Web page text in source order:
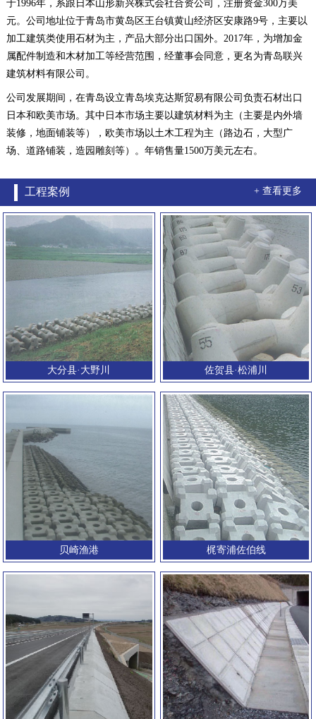
于1996年，系跟日本山形新兴株式会社合资公司，注册资金300万美
元。公司地址位于青岛市黄岛区王台镇黄山经济区安康路9号，主要以
加工建筑类使用石材为主，产品大部分出口国外。2017年，为增加金
属配件制造和木材加工等经营范围，经董事会同意，更名为青岛联兴
建筑材料有限公司。
公司发展期间，在青岛设立青岛埃克达斯贸易有限公司负责石材出口
日本和欧美市场。其中日本市场主要以建筑材料为主（主要是内外墙
装修，地面铺装等），欧美市场以土木工程为主（路边石，大型广
场、道路铺装，造园雕刻等）。年销售量1500万美元左右。
+ 查看更多
工程案例
大分县·大野川 佐贺县·松浦川
贝崎渔港 梶寄浦佐伯线